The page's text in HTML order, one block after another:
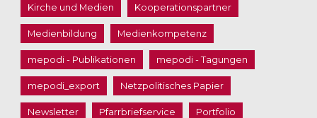
Kirche und Medien Kooperationspartner
Medienbildung Medienkompetenz
mepodi - Publikationen mepodi - Tagungen
mepodi_export Netzpolitisches Papier
Newsletter Pfarrbriefservice Portfolio